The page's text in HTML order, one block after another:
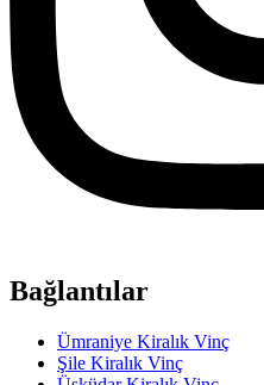
Bağlantılar
Ümraniye Kiralık Vinç
Şile Kiralık Vinç